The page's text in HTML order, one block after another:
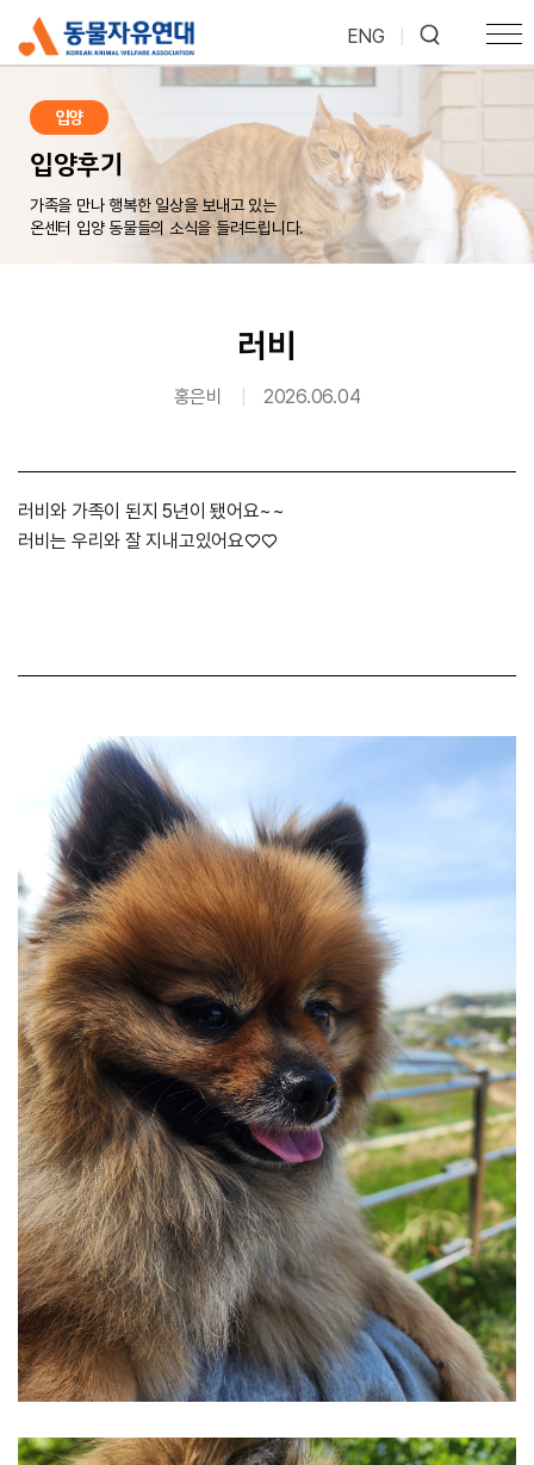
ENG
입양
입양후기
가족을 만나 행복한 일상을 보내고 있는
온센터 입양 동물들의 소식을 들려드립니다.
러비
홍은비 2026.06.04
러비와 가족이 된지 5년이 됐어요~~
러비는 우리와 잘 지내고있어요♡♡